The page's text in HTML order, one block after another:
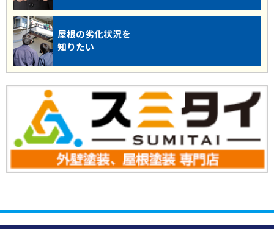
屋根の劣化状況を
知りたい